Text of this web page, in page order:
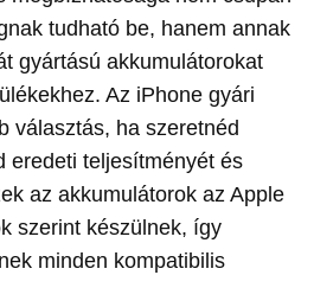
tudható be, hanem annak
gyártású akkumulátorokat
Az iPhone gyári
választás, ha szeretnéd
eredeti teljesítményét és
az akkumulátorok az Apple
szerint készülnek, így
minden kompatibilis